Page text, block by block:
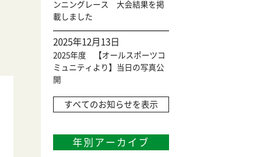
ンニングレース 大会結果を掲
載しました
2025年度 【オールスポーツコ
ミュニティより】当日の写真公
開
2025年12月13日
すべてのお知らせを表示
年別アーカイブ